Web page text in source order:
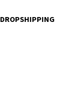
DROPSHIPPING